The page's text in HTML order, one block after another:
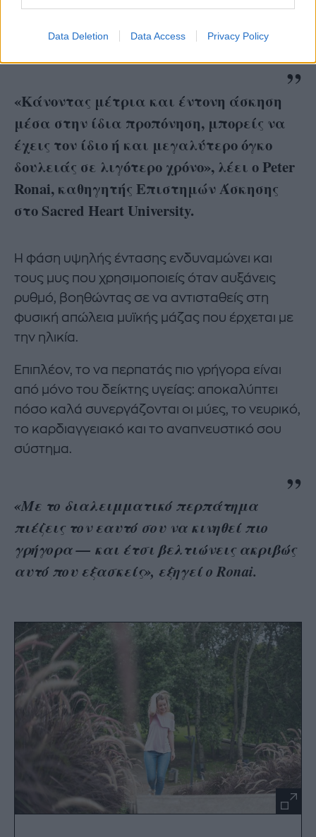
Data Deletion Data Access Privacy Policy
Και κάτι ακόμη: είναι πιο αποδοτική.
«Κάνοντας μέτρια και έντονη άσκηση
μέσα στην ίδια προπόνηση, μπορείς να
έχεις τον ίδιο ή και μεγαλύτερο όγκο
δουλειάς σε λιγότερο χρόνο», λέει ο Peter
Ronai, καθηγητής Επιστημών Άσκησης
στο Sacred Heart University.
Η φάση υψηλής έντασης ενδυναμώνει και
τους μυς που χρησιμοποιείς όταν αυξάνεις
ρυθμό, βοηθώντας σε να αντισταθείς στη
φυσική απώλεια μυϊκής μάζας που έρχεται με
την ηλικία.
Επιπλέον, το να περπατάς πιο γρήγορα είναι
από μόνο του δείκτης υγείας: αποκαλύπτει
πόσο καλά συνεργάζονται οι μύες, το νευρικό,
το καρδιαγγειακό και το αναπνευστικό σου
σύστημα.
«Με το διαλειμματικό περπάτημα
πιέζεις τον εαυτό σου να κινηθεί πιο
γρήγορα — και έτσι βελτιώνεις ακριβώς
αυτό που εξασκείς», εξηγεί ο Ronai.